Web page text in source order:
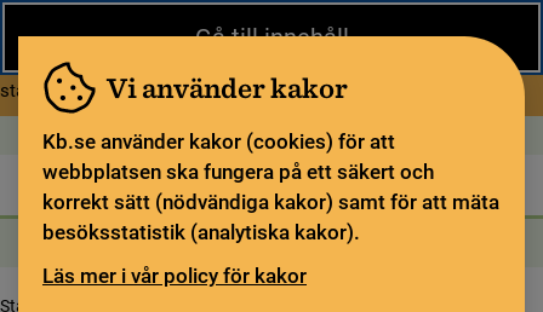
Gå till innehåll
Under sommaren har KB begränsad service och särskilda
öppettider. Vissa veckor är en del funktioner och samlingar
stängda.Läs mer om Begränsad service i sommar
Vi använder kakor
Kb.se använder kakor (cookies) för att
webbplatsen ska fungera på ett säkert och
korrekt sätt (nödvändiga kakor) samt för att mäta
besöksstatistik (analytiska kakor).
Läs mer i vår policy för kakor
Öppet idag: 9–17In English
Biblioteket För bibliotekssektorn Pliktleverans och ISBN
Sök Sök
Söktjänster
Startsida